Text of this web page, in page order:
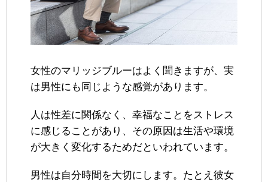
女性のマリッジブルーはよく聞きますが、実
は男性にも同じような感覚があります。
人は性差に関係なく、幸福なことをストレス
に感じることがあり、その原因は生活や環境
が大きく変化するためだといわれています。
男性は自分時間を大切にします。たとえ彼女